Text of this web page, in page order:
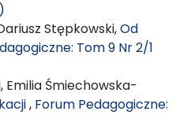
Stępkowski,Od
Tom 9 Nr 2/1
Emilia Śmiechowska-
, Forum Pedagogiczne: